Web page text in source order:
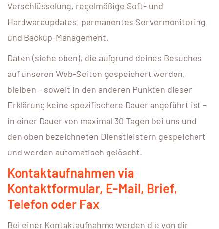
Verschlüsselung, regelmäßige Soft- und
Hardwareupdates, permanentes Servermonitoring
und Backup-Management.
Daten (siehe oben), die aufgrund deines Besuches
auf unseren Web-Seiten gespeichert werden,
bleiben – soweit in den anderen Punkten dieser
Erklärung keine spezifischere Dauer angeführt ist –
in einer Dauer von maximal 30 Tagen bei uns und
den oben bezeichneten Dienstleistern gespeichert
und werden automatisch gelöscht.
Kontaktaufnahmen via
Kontaktformular, E-Mail, Brief,
Telefon oder Fax
Bei einer Kontaktaufnahme werden die von dir